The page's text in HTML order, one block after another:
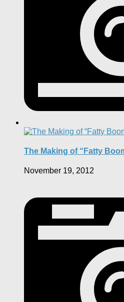
The Making of “Fatty
November 19, 2012